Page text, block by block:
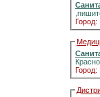
Город:
Город: